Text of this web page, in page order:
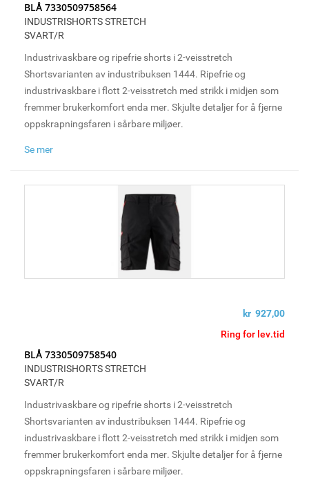
BLÅ 7330509758564
INDUSTRISHORTS STRETCH
SVART/R
Industrivaskbare og ripefrie shorts i 2-veisstretch
Shortsvarianten av industribuksen 1444. Ripefrie og
industrivaskbare i flott 2-veisstretch med strikk i midjen som
fremmer brukerkomfort enda mer. Skjulte detaljer for å fjerne
oppskrapningsfaren i sårbare miljøer.
Se mer
kr 927,00
Ring for lev.tid
BLÅ 7330509758540
INDUSTRISHORTS STRETCH
SVART/R
Industrivaskbare og ripefrie shorts i 2-veisstretch
Shortsvarianten av industribuksen 1444. Ripefrie og
industrivaskbare i flott 2-veisstretch med strikk i midjen som
fremmer brukerkomfort enda mer. Skjulte detaljer for å fjerne
oppskrapningsfaren i sårbare miljøer.